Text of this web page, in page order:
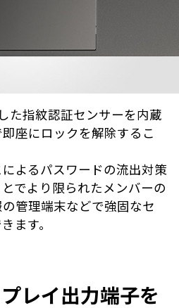
た指紋認証センサーを内蔵
座にロックを解除するこ
よるパスワードの流出対策
でより限られたメンバーの
管理端末などで強固なセ
ます。
レイ出力端子を